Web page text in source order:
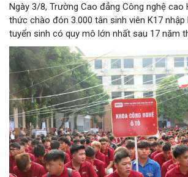
Ngày 3/8, Trường Cao đẳng Công nghệ cao
thức chào đón 3.000 tân sinh viên K17 nhập
tuyển sinh có quy mô lớn nhất sau 17 năm
bước chuyển mình quan trọng của nhà